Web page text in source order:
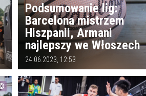
Podsumowanie lig:
Barcelona mistrzem
Hiszpanii, Armani
najlepszy we Włoszech
24.06.2023, 12:53